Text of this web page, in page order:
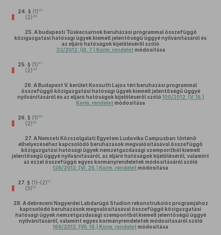
24. § (1)45
(2)46
25. A budapesti Tüskecsarnok beruházási programmal összefüggő
közigazgatási hatósági ügyek kiemelt jelentőségű üggyé nyilvánításáról és
az eljáró hatóságok kijelöléséről szóló
32/2012. (III. 7.) Korm. rendelet módosítása
25. § (1)47
(2)48
26. A Budapest V. kerület Kossuth Lajos téri beruházási programmal
összefüggő közigazgatási hatósági ügyek kiemelt jelentőségű üggyé
nyilvánításáról és az eljáró hatóságok kijelöléséről szóló 100/2012. (V. 16.)
Korm. rendelet módosítása
26. § (1)49
(2)50
27. A Nemzeti Közszolgálati Egyetem Ludovika Campusban történő
elhelyezéséhez kapcsolódó beruházások megvalósításával összefüggő
közigazgatási hatósági ügyek nemzetgazdasági szempontból kiemelt
jelentőségű üggyé nyilvánításáról, az eljáró hatóságok kijelöléséről, valamint
az ezzel összefüggő egyes kormányrendeletek módosításáról szóló
126/2012. (VI. 26.) Korm. rendelet módosítása
27. § (1)–(2)51
(3)52
28. A debreceni Nagyerdei Labdarúgó Stadion rekonstrukciós programjához
kapcsolódó beruházások megvalósításával összefüggő közigazgatási
hatósági ügyek nemzetgazdasági szempontból kiemelt jelentőségű üggyé
nyilvánításáról, valamint egyes kormányrendeletek módosításáról szóló
166/2012. (VII. 19.) Korm. rendelet módosítása